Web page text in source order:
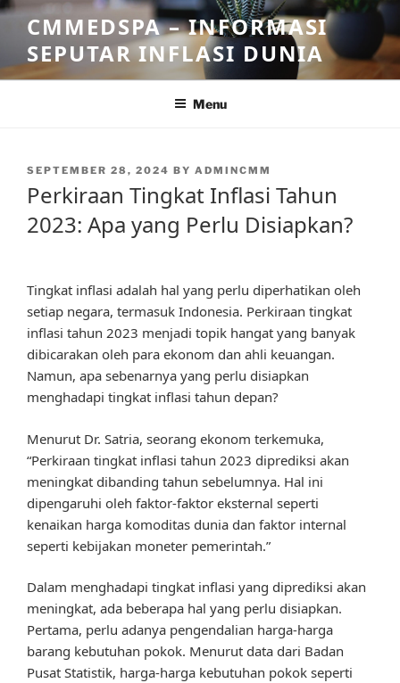
Skip
content
CMMEDSPA – INFORMASI
SEPUTAR INFLASI DUNIA
Menu
POSTED
SEPTEMBER 28, 2024 BY ADMINCMM
Perkiraan Tingkat Inflasi Tahun
2023: Apa yang Perlu Disiapkan?
Tingkat inflasi adalah hal yang perlu diperhatikan oleh
setiap negara, termasuk Indonesia. Perkiraan tingkat
inflasi tahun 2023 menjadi topik hangat yang banyak
dibicarakan oleh para ekonom dan ahli keuangan.
Namun, apa sebenarnya yang perlu disiapkan
menghadapi tingkat inflasi tahun depan?
Menurut Dr. Satria, seorang ekonom terkemuka,
“Perkiraan tingkat inflasi tahun 2023 diprediksi akan
meningkat dibanding tahun sebelumnya. Hal ini
dipengaruhi oleh faktor-faktor eksternal seperti
kenaikan harga komoditas dunia dan faktor internal
seperti kebijakan moneter pemerintah.”
Dalam menghadapi tingkat inflasi yang diprediksi akan
meningkat, ada beberapa hal yang perlu disiapkan.
Pertama, perlu adanya pengendalian harga-harga
barang kebutuhan pokok. Menurut data dari Badan
Pusat Statistik, harga-harga kebutuhan pokok seperti